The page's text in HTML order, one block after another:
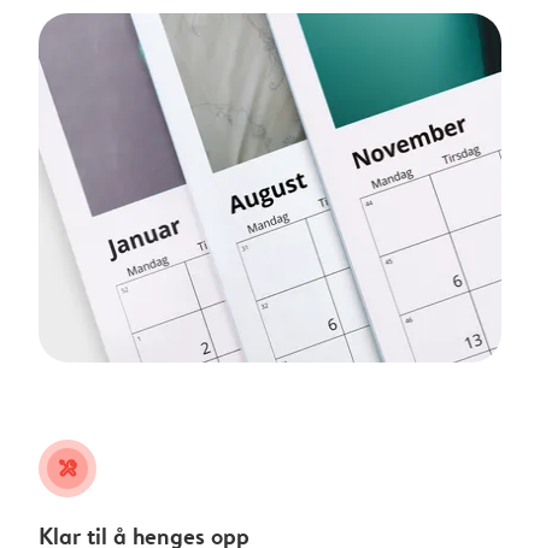
tools
Klar til å henges opp